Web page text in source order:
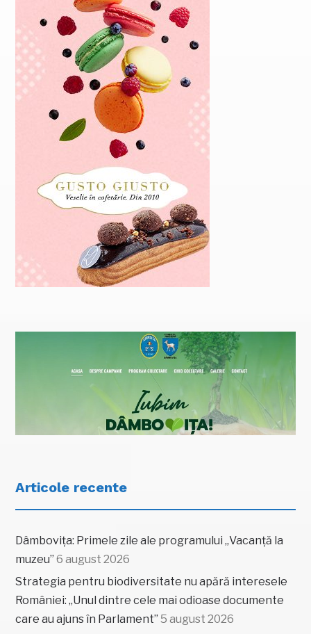
Articole recente
Dâmbovița: Primele zile ale programului „Vacanță la
muzeu” 6 august 2026
Strategia pentru biodiversitate nu apără interesele
României: „Unul dintre cele mai odioase documente
care au ajuns în Parlament” 5 august 2026